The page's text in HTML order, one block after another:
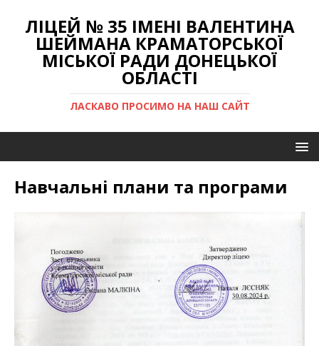
ЛІЦЕЙ № 35 ІМЕНІ ВАЛЕНТИНА
ШЕЙМАНА КРАМАТОРСЬКОЇ
МІСЬКОЇ РАДИ ДОНЕЦЬКОЇ
ОБЛАСТІ
ЛАСКАВО ПРОСИМО НА НАШ САЙТ
Навчальні плани та програми